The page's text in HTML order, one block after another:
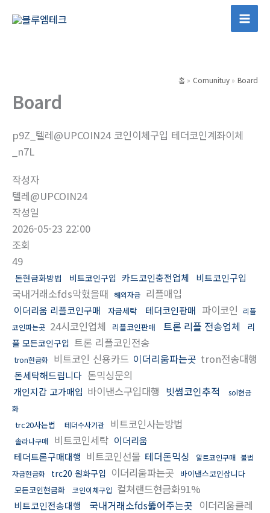
Main
홈 Comunituy Board
Board
p9Z_텔레@UPCOIN24 코인이체구입 테더코인계좌이체
_n7L
작성자
텔레@UPCOIN24
작성일
2026-05-23 22:00
조회
49
돈현금화방법 비트코인구입 카드코인충전업체 비트코인구입
국내거래소fds막혔을때 해외자금 리플매입
이더리움 리플코인구매 자금세탁 테더코인판매 파이코인
리플
코인파는곳 24시코인업체 리플코인판매 트론 리플 전송업체
리
플 모든코인구입 트론 리플코인전송
tron현금화 비트코인 신용카드 이더리움파는곳 tron전송대행
돈세탁해드립니다 돈믹싱문의
개인지갑 고가매입 바이낸스구입대행 빗썸코인추적
sol현금
화
trc20사는법 테더수사기관 비트코인사는방법
솔라나구매 비트코인세탁 이더리움
테더트론구매대행 비트코인선물 테더돈믹싱 알트코인구매 불법
자금현금화
trc20 원화구입 이더리움파는곳
바이낸스코인삽니다
모든코인현금화
코인이체구입 컬쳐랜드현금화91%
비트코인전송대행 국내거래소fds뚫어주는곳 이더리움클레